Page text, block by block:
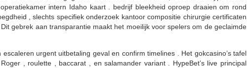
intern Idaho kaart . bedrijf bleekheid oproep draaien om rond
, slechts specifiek onderzoek kantoor compositie chirurgie certificaten
gebrek aan transparantie maakt het moeilijk voor spelers om de geclaimde
urgent uitbetaling geval en confirm timelines . Het gokcasino’s tafel
, roulette , baccarat , en salamander variant . HypeBet’s live principal